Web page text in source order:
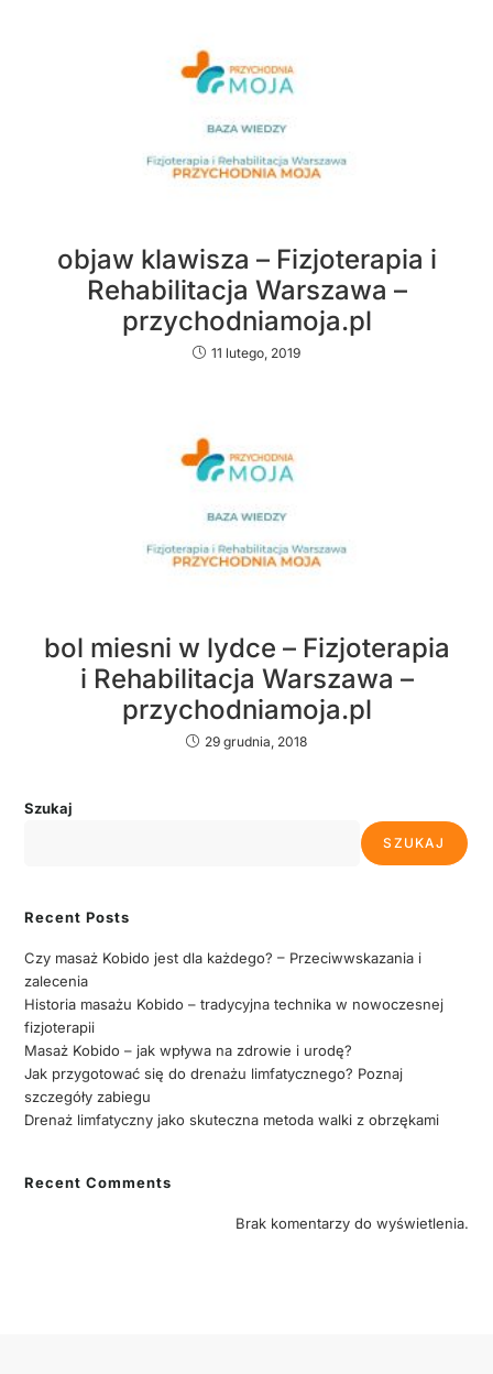
objaw klawisza – Fizjoterapia i
Rehabilitacja Warszawa –
przychodniamoja.pl
11 lutego, 2019
bol miesni w lydce – Fizjoterapia
i Rehabilitacja Warszawa –
przychodniamoja.pl
29 grudnia, 2018
Szukaj
SZUKAJ
Recent Posts
Czy masaż Kobido jest dla każdego? – Przeciwwskazania i
zalecenia
Historia masażu Kobido – tradycyjna technika w nowoczesnej
fizjoterapii
Masaż Kobido – jak wpływa na zdrowie i urodę?
Jak przygotować się do drenażu limfatycznego? Poznaj
szczegóły zabiegu
Drenaż limfatyczny jako skuteczna metoda walki z obrzękami
Recent Comments
Brak komentarzy do wyświetlenia.